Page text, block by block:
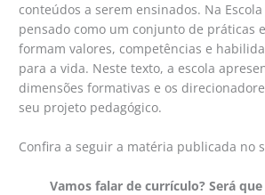
conteúdos a serem ensinados. Na
pensado como um conjunto de práticas
formam valores, competências e
para a vida. Neste texto, a escola
dimensões formativas e os
seu projeto pedagógico.
Confira a seguir a matéria publicada no
Vamos falar de currículo? Será